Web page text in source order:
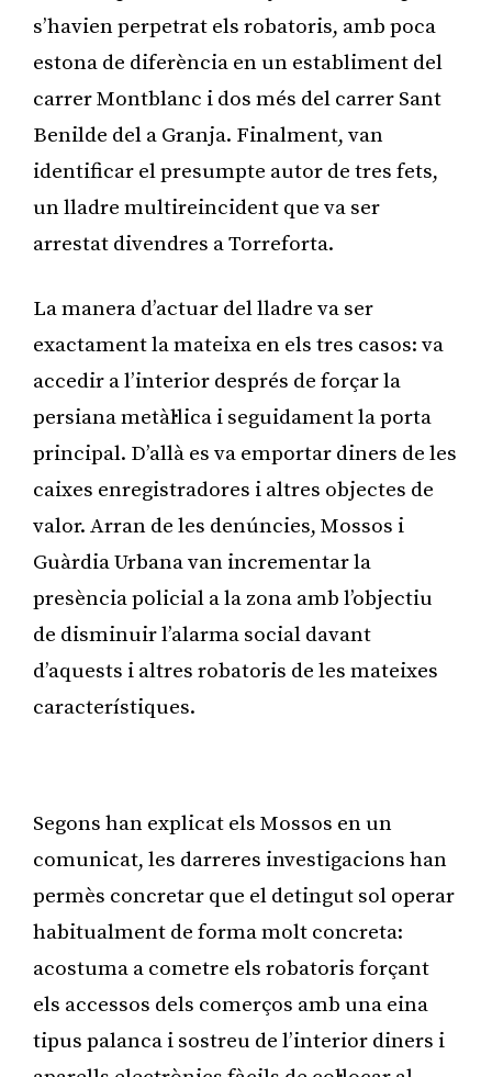
s’havien perpetrat els robatoris, amb poca
estona de diferència en un establiment del
carrer Montblanc i dos més del carrer Sant
Benilde del a Granja. Finalment, van
identificar el presumpte autor de tres fets,
un lladre multireincident que va ser
arrestat divendres a Torreforta.
La manera d’actuar del lladre va ser
exactament la mateixa en els tres casos: va
accedir a l’interior després de forçar la
persiana metàl·lica i seguidament la porta
principal. D’allà es va emportar diners de les
caixes enregistradores i altres objectes de
valor. Arran de les denúncies, Mossos i
Guàrdia Urbana van incrementar la
presència policial a la zona amb l’objectiu
de disminuir l’alarma social davant
d’aquests i altres robatoris de les mateixes
característiques.
Segons han explicat els Mossos en un
comunicat, les darreres investigacions han
permès concretar que el detingut sol operar
habitualment de forma molt concreta:
acostuma a cometre els robatoris forçant
els accessos dels comerços amb una eina
tipus palanca i sostreu de l’interior diners i